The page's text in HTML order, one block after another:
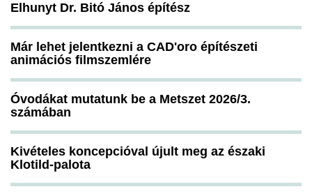
Elhunyt Dr. Bitó János építész
Már lehet jelentkezni a CAD'oro építészeti
animációs filmszemlére
Óvodákat mutatunk be a Metszet 2026/3.
számában
Kivételes koncepcióval újult meg az északi
Klotild-palota